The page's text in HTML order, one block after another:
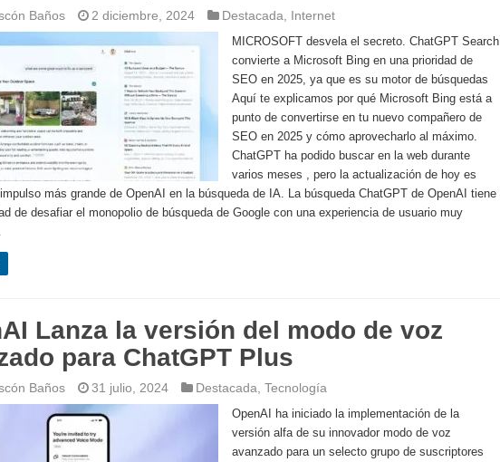
Baños 2 diciembre, 2024 Destacada Internet
MICROSOFT desvela el secreto. ChatGPT Search
convierte a Microsoft Bing en una prioridad de
SEO en 2025, ya que es su motor de búsquedas
Aquí te explicamos por qué Microsoft Bing está a
punto de convertirse en tu nuevo compañero de
SEO en 2025 y cómo aprovecharlo al máximo.
ChatGPT ha podido buscar en la web durante
varios meses , pero la actualización de hoy es
más grande de OpenAI en la búsqueda de IA. La búsqueda ChatGPT de OpenAI tiene
de desafiar el monopolio de búsqueda de Google con una experiencia de usuario muy
Lanza la versión del modo de voz
para ChatGPT Plus
Baños 31 julio, 2024 Destacada Tecnología
OpenAI ha iniciado la implementación de la
versión alfa de su innovador modo de voz
avanzado para un selecto grupo de suscriptores